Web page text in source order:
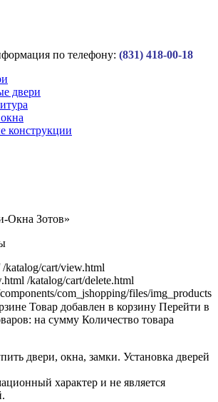
по телефону: (831) 418-00-18
двери
конструкции
Окна Зотов»
/katalog/cart/view.html
/katalog/cart/delete.html
com_jshopping/files/img_products
Товар добавлен в корзину Перейти в
на сумму Количество товара
двери, окна, замки. Установка дверей
характер и не является